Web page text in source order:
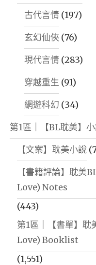
古代言情 (197)
玄幻仙俠 (76)
現代言情 (283)
穿越重生 (91)
網遊科幻 (34)
第1區｜【BL耽美】
【文案】耽美小說
【書籍評論】耽美
Love) Notes
(443)
第1區｜【書單】
Love) Booklist
(1,551)